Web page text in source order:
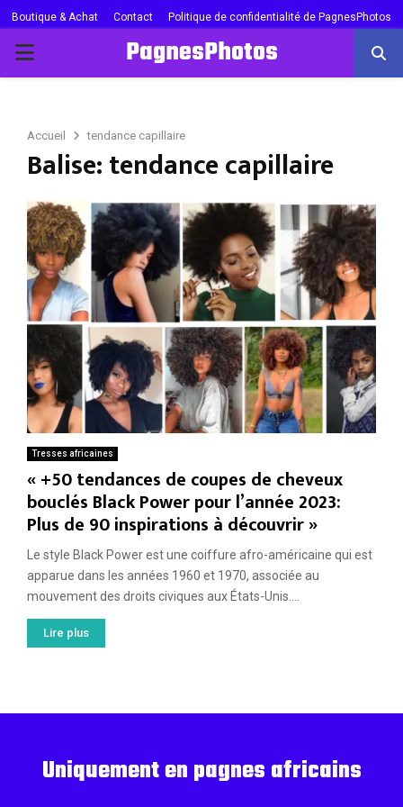
Boutique & Achat Contact Politique de confidentialité de PagnesPhotos
PRIMARY
PagnesPhotos
Accueil tendance capillaire
Balise: tendance capillaire
Tresses africaines
« +50 tendances de coupes de cheveux
bouclés Black Power pour l’année 2023:
Plus de 90 inspirations à découvrir »
Le style Black Power est une coiffure afro-américaine qui est
apparue dans les années 1960 et 1970, associée au
mouvement des droits civiques aux États-Unis....
Lire plus
Uniquement en pagnes africains